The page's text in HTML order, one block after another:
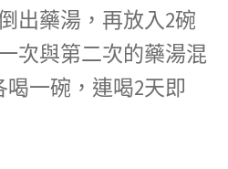
出藥湯，再放入2碗
次與第二次的藥湯混
一碗，連喝2天即